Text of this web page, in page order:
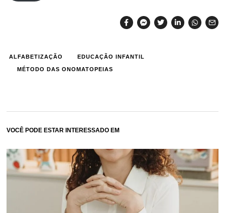
ALFABETIZAÇÃO EDUCAÇÃO INFANTIL
MÉTODO DAS ONOMATOPEIAS
VOCÊ PODE ESTAR INTERESSADO EM